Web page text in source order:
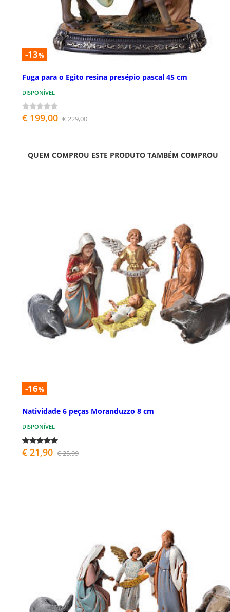
-13%
Fuga para o Egito resina presépio pascal 45 cm
DISPONÍVEL
€ 199,00 € 229,00
QUEM COMPROU ESTE PRODUTO TAMBÉM COMPROU
-16%
Natividade 6 peças Moranduzzo 8 cm
DISPONÍVEL
€ 21,90 € 25,99